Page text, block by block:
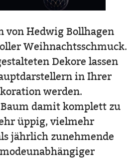
von Hedwig Bollhagen
Weihnachtsschmuck.
Dekore lassen
in Ihrer
werden.
Baum damit komplett zu
üppig, vielmehr
jährlich zunehmende